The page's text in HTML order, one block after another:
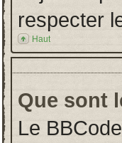
respecter
Haut
Que sont
Le